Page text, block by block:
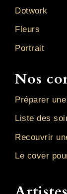
Dotwork
Fleurs
Portrait
Nos
Préparer
Liste des
Recouvrir
Le cover